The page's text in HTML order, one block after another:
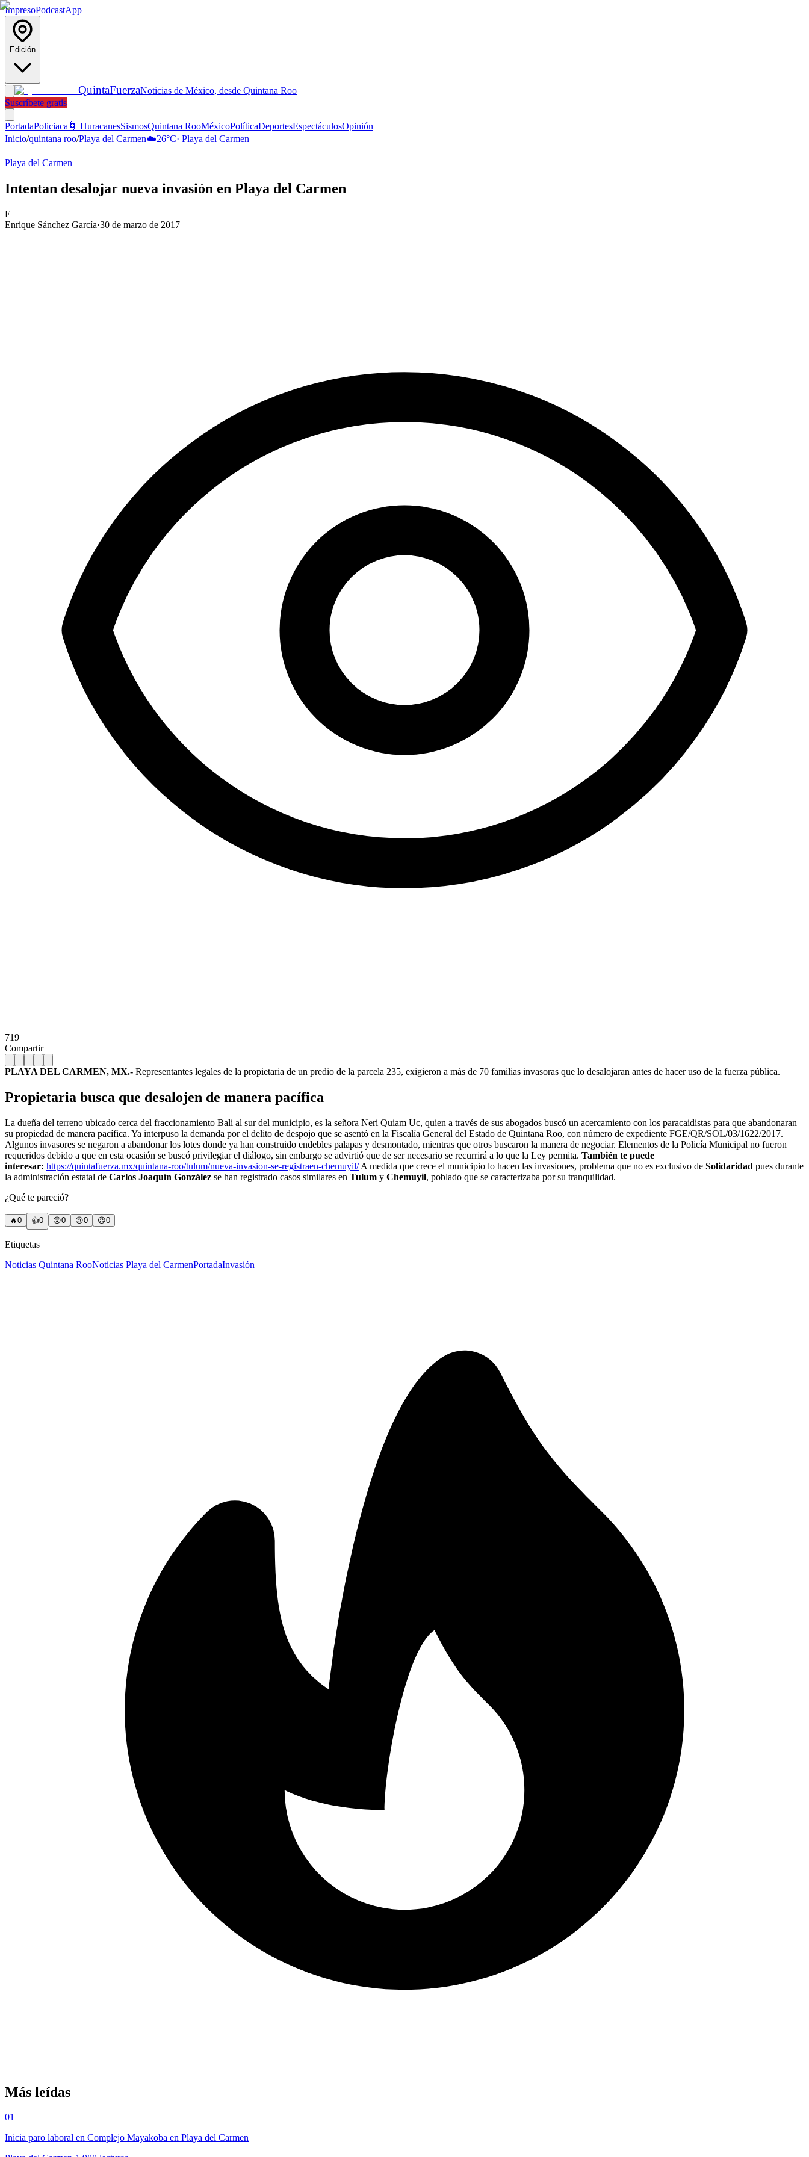
ImpresoPodcastApp
Edición
QuintaFuerzaNoticias de México, desde Quintana Roo
Suscríbete gratis
PortadaPoliciaca 🌀 HuracanesSismosQuintana RooMéxicoPolíticaDeportesEspectáculosOpinión
Inicio/quintana roo/Playa del Carmen☁️26°C· Playa del Carmen
Playa del Carmen
Intentan desalojar nueva invasión en Playa del Carmen
E
Enrique Sánchez García·30 de marzo de 2017
719
Compartir
PLAYA DEL CARMEN, MX.- Representantes legales de la propietaria de un predio de la parcela 235, exigieron a más de 70 familias invasoras que lo desalojaran antes de hacer uso de la fuerza pública.
Propietaria busca que desalojen de manera pacífica
La dueña del terreno ubicado cerca del fraccionamiento Bali al sur del municipio, es la señora Neri Quiam Uc, quien a través de sus abogados buscó un acercamiento con los paracaidistas para que abandonaran
su propiedad de manera pacífica. Ya interpuso la demanda por el delito de despojo que se asentó en la Fiscalía General del Estado de Quintana Roo, con número de expediente FGE/QR/SOL/03/1622/2017.
Algunos invasores se negaron a abandonar los lotes donde ya han construido endebles palapas y desmontado, mientras que otros buscaron la manera de negociar. Elementos de la Policía Municipal no fueron
requeridos debido a que en esta ocasión se buscó privilegiar el diálogo, sin embargo se advirtió que de ser necesario se recurrirá a lo que la Ley permita. También te puede
interesar: https://quintafuerza.mx/quintana-roo/tulum/nueva-invasion-se-registraen-chemuyil/A medida que crece el municipio lo hacen las invasiones, problema que no es exclusivo de Solidaridad pues durante
la administración estatal de Carlos Joaquín González se han registrado casos similares en Tulum y Chemuyil, poblado que se caracterizaba por su tranquilidad.
¿Qué te pareció?
🔥0 👍0 😲0 😢0 😠0
Etiquetas
Noticias Quintana RooNoticias Playa del CarmenPortadaInvasión
Más leídas
01
Inicia paro laboral en Complejo Mayakoba en Playa del Carmen